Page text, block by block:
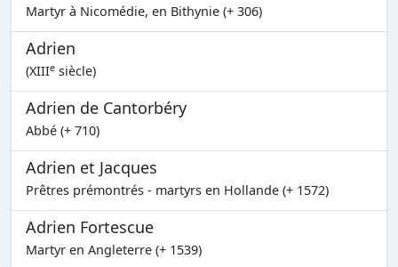
Martyr à Nicomédie, en Bithynie (+ 306)
Adrien
(XIIIe siècle)
Adrien de Cantorbéry
Abbé (+ 710)
Adrien et Jacques
Prêtres prémontrés - martyrs en Hollande (+ 1572)
Adrien Fortescue
Martyr en Angleterre (+ 1539)